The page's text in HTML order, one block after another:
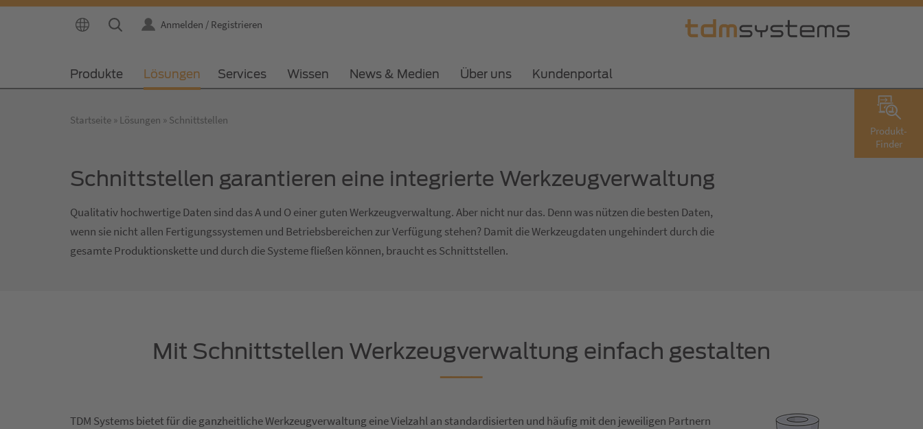
Anmelden / Registrieren
Produkte Lösungen Services Wissen News & Medien Über uns Kundenportal
Produkt-
Finder
Startseite Lösungen Schnittstellen
Schnittstellen garantieren eine integrierte Werkzeugverwaltung
Qualitativ hochwertige Daten sind das A und O einer guten Werkzeugverwaltung. Aber nicht nur das. Denn was nützen die besten Daten,
wenn sie nicht allen Fertigungssystemen und Betriebsbereichen zur Verfügung stehen? Damit die Werkzeugdaten ungehindert durch die
gesamte Produktionskette und durch die Systeme fließen können, braucht es Schnittstellen.
Mit Schnittstellen Werkzeugverwaltung einfach gestalten
TDM Systems bietet für die ganzheitliche Werkzeugverwaltung eine Vielzahl an standardisierten und häufig mit den jeweiligen Partnern